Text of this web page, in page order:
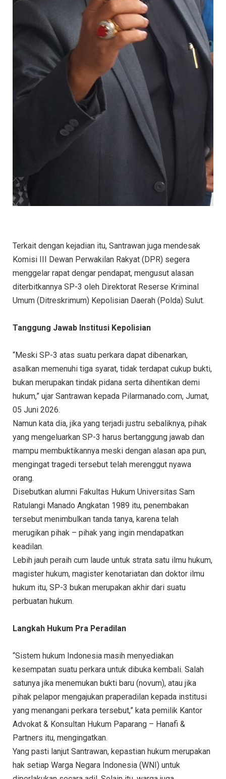
Terkait dengan kejadian itu, Santrawan juga mendesak
Komisi III Dewan Perwakilan Rakyat (DPR) segera
menggelar rapat dengar pendapat, mengusut alasan
diterbitkannya SP-3 oleh Direktorat Reserse Kriminal
Umum (Ditreskrimum) Kepolisian Daerah (Polda) Sulut.
Tanggung Jawab Institusi Kepolisian
“Meski SP-3 atas suatu perkara dapat dibenarkan,
asalkan memenuhi tiga syarat, tidak terdapat cukup bukti,
bukan merupakan tindak pidana serta dihentikan demi
hukum,” ujar Santrawan kepada Pilarmanado.com, Jumat,
05 Juni 2026.
Namun kata dia, jika yang terjadi justru sebaliknya, pihak
yang mengeluarkan SP-3 harus bertanggung jawab dan
mampu membuktikannya meski dengan alasan apa pun,
mengingat tragedi tersebut telah merenggut nyawa
orang.
Disebutkan alumni Fakultas Hukum Universitas Sam
Ratulangi Manado Angkatan 1989 itu, penembakan
tersebut menimbulkan tanda tanya, karena telah
merugikan pihak – pihak yang ingin mendapatkan
keadilan.
Lebih jauh peraih cum laude untuk strata satu ilmu hukum,
magister hukum, magister kenotariatan dan doktor ilmu
hukum itu, SP-3 bukan merupakan akhir dari suatu
perbuatan hukum.
Langkah Hukum Pra Peradilan
“Sistem hukum Indonesia masih menyediakan
kesempatan suatu perkara untuk dibuka kembali. Salah
satunya jika menemukan bukti baru (novum), atau jika
pihak pelapor mengajukan praperadilan kepada institusi
yang menangani perkara tersebut,” kata pemilik Kantor
Advokat & Konsultan Hukum Paparang – Hanafi &
Partners itu, mengingatkan.
Yang pasti lanjut Santrawan, kepastian hukum merupakan
hak setiap Warga Negara Indonesia (WNI) untuk